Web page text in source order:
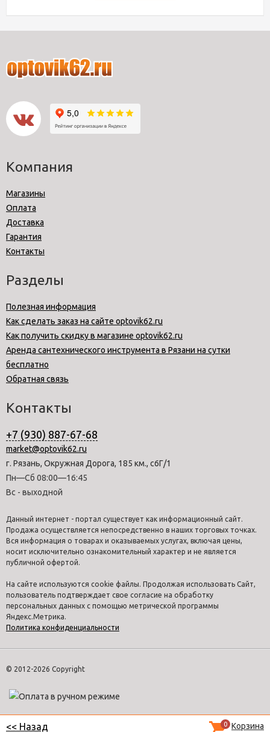
Компания
Магазины
Оплата
Доставка
Гарантия
Контакты
Разделы
Полезная информация
Как сделать заказ на сайте optovik62.ru
Как получить скидку в магазине optovik62.ru
Аренда сантехнического инструмента в Рязани на сутки
бесплатно
Обратная связь
Контакты
+7 (930) 887-67-68
market@optovik62.ru
г. Рязань, Окружная Дорога, 185 км., с6Г/1
Пн—Сб 08:00—16:45
Вс - выходной
Данный интернет - портал существует как информационный сайт.
Продажа осуществляется непосредственно в наших торговых точках.
Вся информация о товарах и оказываемых услугах, включая цены,
носит исключительно ознакомительный характер и не является
публичной офертой.
На сайте используются cookie файлы. Продолжая использовать Сайт,
пользователь подтверждает свое согласие на обработку
персональных данных с помощью метрической программы
Яндекс.Метрика.
Политика конфиденциальности
© 2012-2026 Copyright
0 Корзина
<< Назад